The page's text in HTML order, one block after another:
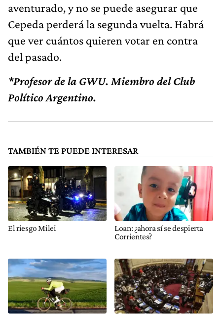
aventurado, y no se puede asegurar que
Cepeda perderá la segunda vuelta. Habrá
que ver cuántos quieren votar en contra
del pasado.
*Profesor de la GWU. Miembro del Club
Político Argentino.
TAMBIÉN TE PUEDE INTERESAR
El riesgo Milei
Loan: ¿ahora sí se despierta
Corrientes?